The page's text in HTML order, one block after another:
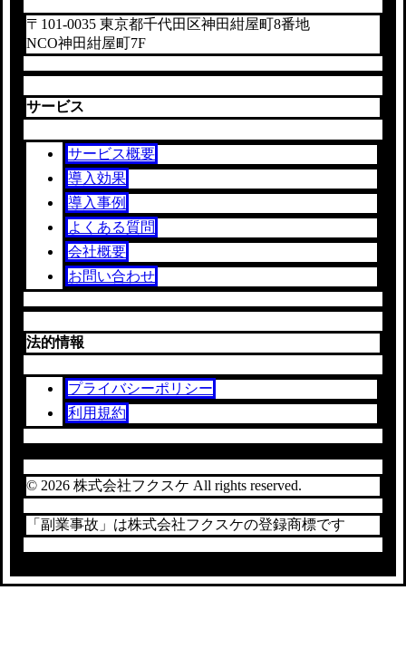
〒101-0035 東京都千代田区神田紺屋町8番地
NCO神田紺屋町7F
サービス
サービス概要
導入効果
導入事例
よくある質問
会社概要
お問い合わせ
法的情報
プライバシーポリシー
利用規約
© 2026 株式会社フクスケ All rights reserved.
「副業事故」は株式会社フクスケの登録商標です